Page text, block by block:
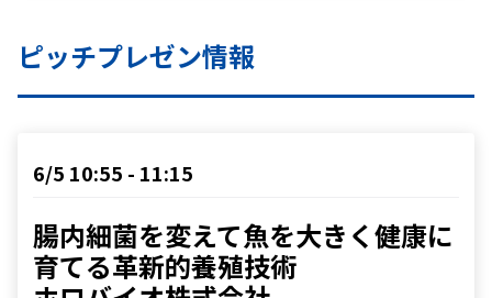
ピッチプレゼン情報
6/5 10:55 - 11:15
腸内細菌を変えて魚を大きく健康に
育てる革新的養殖技術